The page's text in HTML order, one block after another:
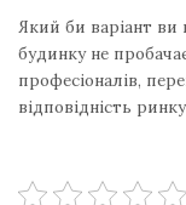
Який би варіант ви
будинку не
професіоналів,
відповідність